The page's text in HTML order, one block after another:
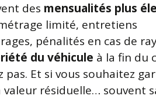
des mensualités plus
limité, entretiens
pénalités en cas de
du véhicule à la fin du
pas. Et si vous souhaitez
résiduelle… souvent